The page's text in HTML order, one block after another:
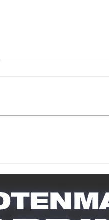
het slot: praktische
slotenmaker belt